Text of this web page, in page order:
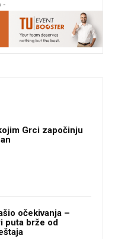
-
Grci započinju
očekivanja –
puta brže od